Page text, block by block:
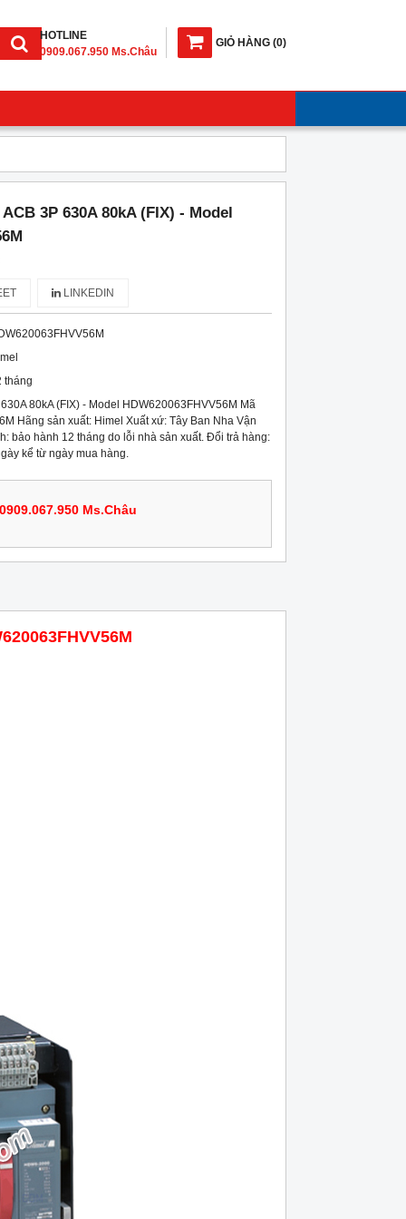
GIỎ HÀNG (0)
HOTLINE
0909.067.950 Ms.Châu
3P 630A 80kA (FIX) - Model
LINKEDIN
tháng
80kA (FIX) - Model HDW620063FHVV56M Mã
Hãng sản xuất: Himel Xuất xứ: Tây Ban Nha Vận
bảo hành 12 tháng do lỗi nhà sản xuất. Đổi trả hàng:
kể từ ngày mua hàng.
0909.067.950 Ms.Châu